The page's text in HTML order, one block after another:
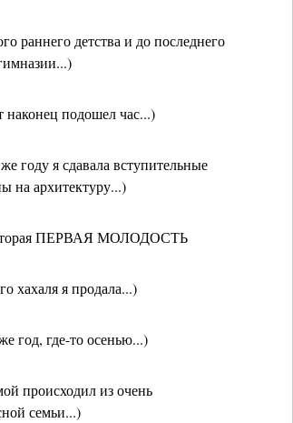
раннего детства и до последнего
наконец подошел час...)
году я сдавала вступительные
на архитектуру...)
ПЕРВАЯ МОЛОДОСТЬ
хахаля я продала...)
год, где-то осенью...)
происходил из очень
семьи...)